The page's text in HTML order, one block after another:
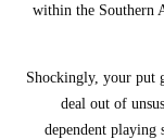
within the
deal